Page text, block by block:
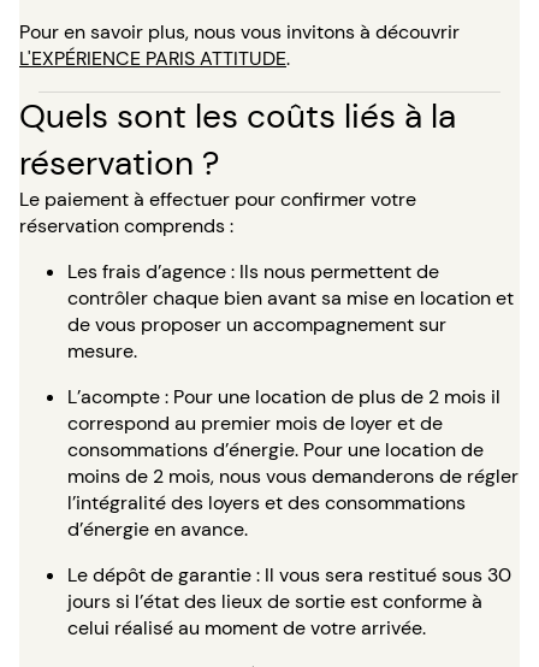
Pour en savoir plus, nous vous invitons à découvrir
L'EXPÉRIENCE PARIS ATTITUDE.
Quels sont les coûts liés à la
réservation ?
Le paiement à effectuer pour confirmer votre
réservation comprends :
Les frais d’agence : Ils nous permettent de
contrôler chaque bien avant sa mise en location et
de vous proposer un accompagnement sur
mesure.
L’acompte : Pour une location de plus de 2 mois il
correspond au premier mois de loyer et de
consommations d’énergie. Pour une location de
moins de 2 mois, nous vous demanderons de régler
l’intégralité des loyers et des consommations
d’énergie en avance.
Le dépôt de garantie : Il vous sera restitué sous 30
jours si l’état des lieux de sortie est conforme à
celui réalisé au moment de votre arrivée.